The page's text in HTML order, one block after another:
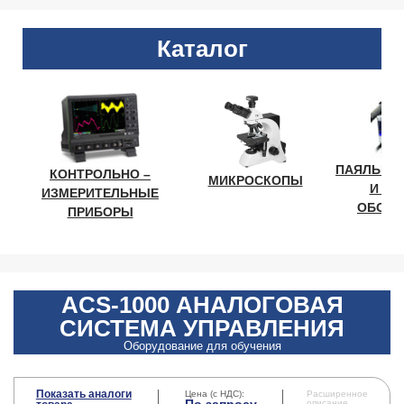
Каталог
КОНТРОЛЬНО –
ИЗМЕРИТЕЛЬНЫЕ
ПРИБОРЫ
МИКРОСКОПЫ
И
ACS-1000 АНАЛОГОВАЯ
СИСТЕМА УПРАВЛЕНИЯ
Оборудование для обучения
Показать аналоги
Цена (с НДС):
Расширенное